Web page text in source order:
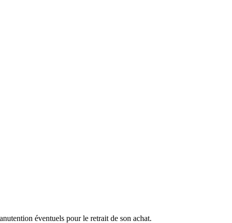
éventuels pour le retrait de son achat.